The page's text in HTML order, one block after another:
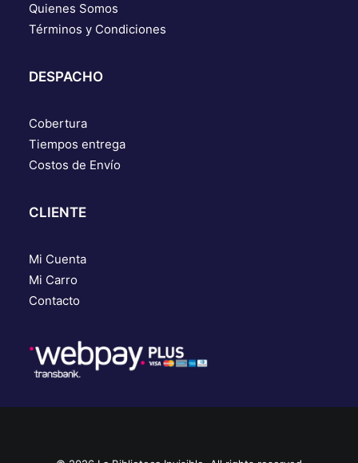
Quienes Somos
Términos y Condiciones
DESPACHO
Cobertura
Tiempos entrega
Costos de Envío
CLIENTE
Mi Cuenta
Mi Carro
Contacto